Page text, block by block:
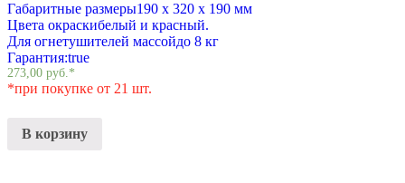
Габаритные размеры190 х 320 х 190 мм
Цвета окраскибелый и красный.
Для огнетушителей массойдо 8 кг
Гарантия:true
273,00 руб.*
*при покупке от 21 шт.
В корзину